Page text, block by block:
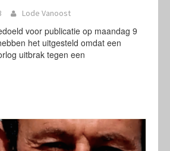
Lode Vanoost
voor publicatie op maandag 9
het uitgesteld omdat een
uitbrak tegen een